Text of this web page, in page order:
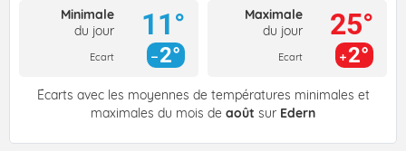
Minimale
du jour
Ecart
11°
2°
Maximale
du jour
Ecart
25°
2°
Écarts avec les moyennes de températures minimales et
maximales du mois de août sur Edern